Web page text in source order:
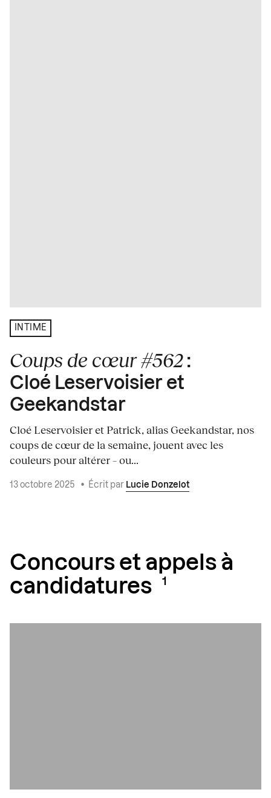
INTIME
Coups de cœur #562 :
Cloé Leservoisier et
Geekandstar
Cloé Leservoisier et Patrick, alias Geekandstar, nos
coups de cœur de la semaine, jouent avec les
couleurs pour altérer – ou...
13 octobre 2025 • Écrit par Lucie Donzelot
Concours et appels à
candidatures
1